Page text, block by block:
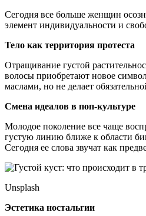
Сегодня все больше женщин
элемент индивидуальности и
Тело как территория протеста
Отращивание густой
волосы приобретают новое
маслами, но не делает
Смена идеалов в поп-культуре
Молодое поколение все чаще
густую линию ближе к области
Сегодня ее слова звучат как
Unsplash
Эстетика ностальгии